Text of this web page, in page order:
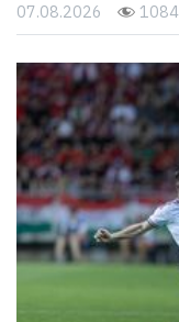
07.08.2026 1084